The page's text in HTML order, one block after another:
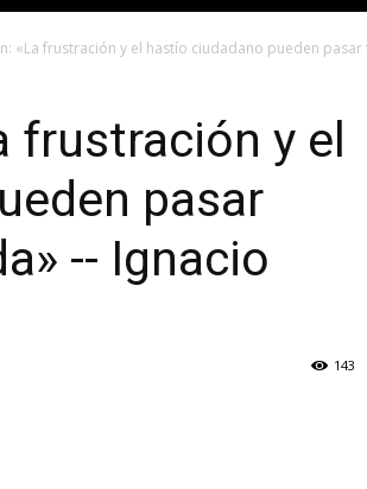
«La frustración y el hastío ciudadano pueden pasar
frustración y el
pasar
-- Ignacio
143